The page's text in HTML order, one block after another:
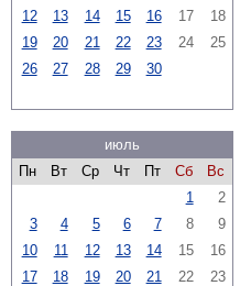
12
13 14 15 16 17
18
19
20 21 22 23 24
25
26
27 28 29 30
июль
Пн
Вт Ср Чт Пт Сб
Вс
1
2
3
4 5 6 7 8
9
10
11 12 13 14 15
16
17
18 19 20 21 22
23